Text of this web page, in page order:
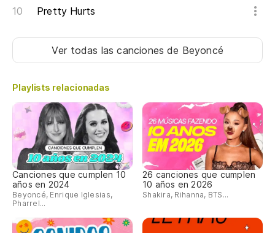
Pretty Hurts
Ver todas las cancionesde Beyoncé
Playlists relacionadas
Canciones que cumplen 10
años en 2024
Beyoncé, Enrique Iglesias,
Pharrel...
26 canciones que cumplen
10 años en 2026
Shakira, Rihanna, BTS...